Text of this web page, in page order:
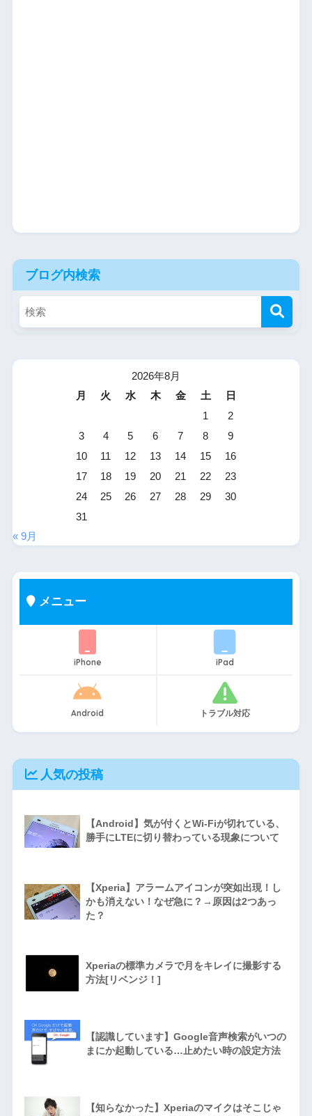
ブログ内検索
2026年8月
月
火 水 木 金 土
日
1
2
3
4 5 6 7 8
9
10
11 12 13 14 15
16
17
18 19 20 21 22
23
24
25 26 27 28 29
30
31
« 9月
メニュー
iPhone iPad
Android トラブル対応
人気の投稿
【Android】気が付くとWi-Fiが切れている、
勝手にLTEに切り替わっている現象について
【Xperia】アラームアイコンが突如出現！し
かも消えない！なぜ急に？→原因は2つあっ
た？
Xperiaの標準カメラで月をキレイに撮影する
方法[リベンジ！]
【認識しています】Google音声検索がいつの
まにか起動している…止めたい時の設定方法
【知らなかった】Xperiaのマイクはそこじゃ